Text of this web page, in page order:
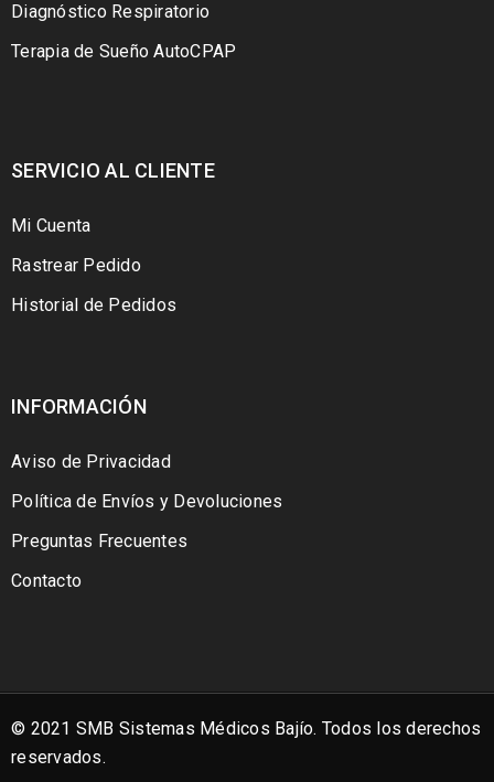
Diagnóstico Respiratorio
Terapia de Sueño AutoCPAP
SERVICIO AL CLIENTE
Mi Cuenta
Rastrear Pedido
Historial de Pedidos
INFORMACIÓN
Aviso de Privacidad
Política de Envíos y Devoluciones
Preguntas Frecuentes
Contacto
© 2021 SMB Sistemas Médicos Bajío. Todos los derechos
reservados.